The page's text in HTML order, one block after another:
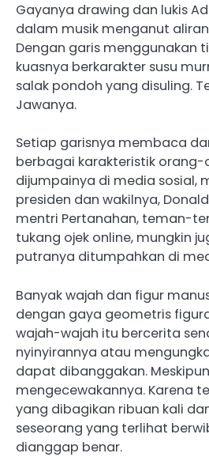
Gayanya drawing dan lukis
dalam musik menganut
Dengan garis menggunakan
kuasnya berkarakter susu
salak pondoh yang disuling.
Jawanya.
Setiap garisnya membaca
berbagai karakteristik orang-
dijumpainya di media sosial,
presiden dan wakilnya,
mentri Pertanahan, teman-
tukang ojek online, mungkin
putranya ditumpahkan di
Banyak wajah dan figur
dengan gaya geometris
wajah-wajah itu bercerita
nyinyirannya atau
dapat dibanggakan.
mengecewakannya. Karena
yang dibagikan ribuan kali
seseorang yang terlihat
dianggap benar.